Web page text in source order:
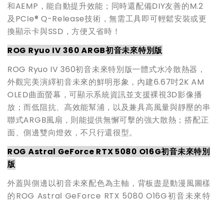
和AEMP，能自動提升效能；同時還配備DIY友善的M.2
及PCIe® Q-Release技術，無需工具即可輕鬆安裝或更
換顯示卡與SSD，方便又省時！
ROG Ryuo IV 360 ARGB初音未來特別版
ROG Ryuo IV 360初音未來特別版一體式水冷散熱器，
外觀完美演繹初音未來的鮮明形象，內建6.67吋2K AM
OLED曲面螢幕，可顯示系統資訊並支援裸視3D影像播
放；而低阻抗、高效能幫浦，以及兼具高風量與靜壓的串
聯式ARGB風扇，則能提供無懈可擊的強大散熱；搭配正
面、側邊雙向燈效，不只行還很型。
ROG Astral GeForce RTX 5080 O16G初音未來特別
版
外蓋與側邊以初音未來配色為主軸，背板盡是動漫風圖樣
的ROG Astral GeForce RTX 5080 O16G初音未來特